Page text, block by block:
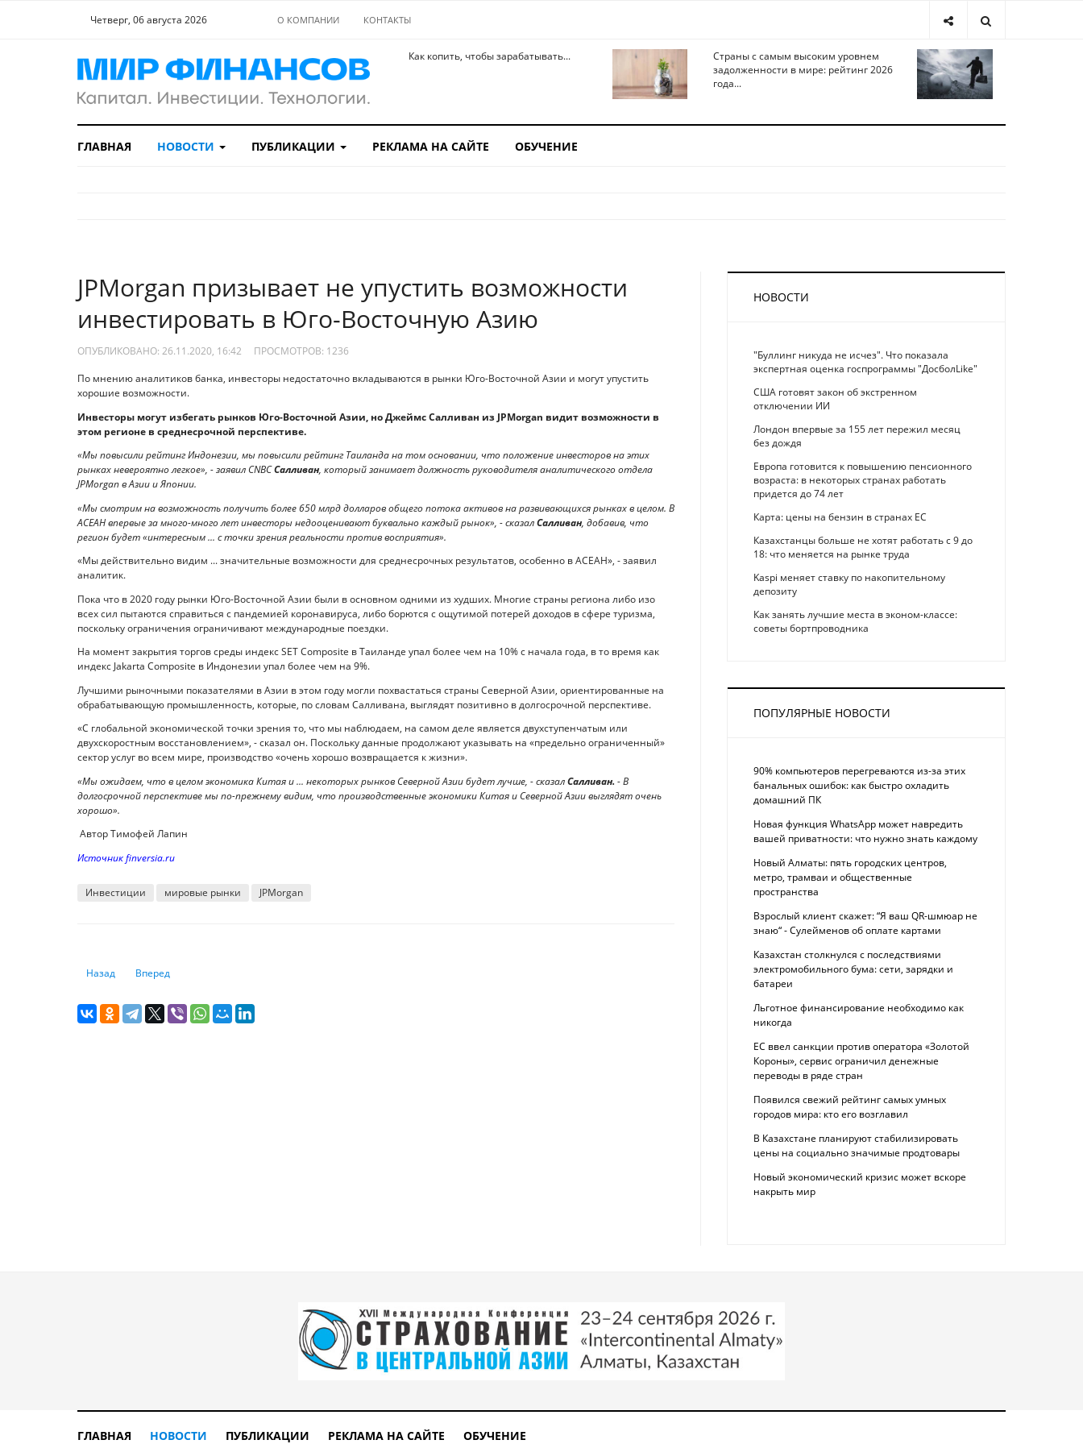
Четверг, 06 августа 2026 О КОМПАНИИ КОНТАКТЫ
Как копить, чтобы зарабатывать...
Страны с самым высоким уровнем
задолженности в мире: рейтинг 2026
года...
ГЛАВНАЯ НОВОСТИ ПУБЛИКАЦИИ РЕКЛАМА НА САЙТЕ ОБУЧЕНИЕ
JPMorgan призывает не упустить возможности
инвестировать в Юго-Восточную Азию
ОПУБЛИКОВАНО: 26.11.2020, 16:42 ПРОСМОТРОВ: 1236
По мнению аналитиков банка, инвесторы недостаточно вкладываются в рынки Юго-Восточной Азии и могут упустить
хорошие возможности.
Инвесторы могут избегать рынков Юго-Восточной Азии, но Джеймс Салливан из JPMorgan видит возможности в
этом регионе в среднесрочной перспективе.
«Мы повысили рейтинг Индонезии, мы повысили рейтинг Таиланда на том основании, что положение инвесторов на этих
рынках невероятно легкое», - заявил CNBCСалливан, который занимает должность руководителя аналитического отдела
JPMorgan в Азии и Японии.
«Мы смотрим на возможность получить более 650 млрд долларов общего потока активов на развивающихся рынках в целом. В
АСЕАН впервые за много-много лет инвесторы недооценивают буквально каждый рынок», - сказалСалливан, добавив, что
регион будет «интересным ... с точки зрения реальности против восприятия».
«Мы действительно видим ... значительные возможности для среднесрочных результатов, особенно в АСЕАН», - заявил
аналитик.
Пока что в 2020 году рынки Юго-Восточной Азии были в основном одними из худших. Многие страны региона либо изо
всех сил пытаются справиться с пандемией коронавируса, либо борются с ощутимой потерей доходов в сфере туризма,
поскольку ограничения ограничивают международные поездки.
На момент закрытия торгов среды индекс SET Composite в Таиланде упал более чем на 10% с начала года, в то время как
индекс Jakarta Composite в Индонезии упал более чем на 9%.
Лучшими рыночными показателями в Азии в этом году могли похвастаться страны Северной Азии, ориентированные на
обрабатывающую промышленность, которые, по словам Салливана, выглядят позитивно в долгосрочной перспективе.
«С глобальной экономической точки зрения то, что мы наблюдаем, на самом деле является двухступенчатым или
двухскоростным восстановлением», - сказал он. Поскольку данные продолжают указывать на «предельно ограниченный»
сектор услуг во всем мире, производство «очень хорошо возвращается к жизни».
«Мы ожидаем, что в целом экономика Китая и ... некоторых рынков Северной Азии будет лучше, - сказалСалливан. - В
долгосрочной перспективе мы по-прежнему видим, что производственные экономики Китая и Северной Азии выглядят очень
хорошо».
Автор Тимофей Лапин
Источник finversia.ru
Инвестиции мировые рынки JPMorgan
Предыдущий: Tesla начнет выпускать зарядные станции для электрокаров в Китае
Назад Следующий: Джанет Йеллен станет министром финансов США во имя спасения экономики
Вперед
НОВОСТИ
"Буллинг никуда не исчез". Что показала
экспертная оценка госпрограммы "ДосболLike"
США готовят закон об экстренном
отключении ИИ
Лондон впервые за 155 лет пережил месяц
без дождя
Европа готовится к повышению пенсионного
возраста: в некоторых странах работать
придется до 74 лет
Карта: цены на бензин в странах ЕС
Казахстанцы больше не хотят работать с 9 до
18: что меняется на рынке труда
Kaspi меняет ставку по накопительному
депозиту
Как занять лучшие места в эконом-классе:
советы бортпроводника
ПОПУЛЯРНЫЕ НОВОСТИ
90% компьютеров перегреваются из-за этих
банальных ошибок: как быстро охладить
домашний ПК
Новая функция WhatsApp может навредить
вашей приватности: что нужно знать каждому
Новый Алматы: пять городских центров,
метро, трамваи и общественные
пространства
Взрослый клиент скажет: “Я ваш QR-шмюар не
знаю“ - Сулейменов об оплате картами
Казахстан столкнулся с последствиями
электромобильного бума: сети, зарядки и
батареи
Льготное финансирование необходимо как
никогда
ЕС ввел санкции против оператора «Золотой
Короны», сервис ограничил денежные
переводы в ряде стран
Появился свежий рейтинг самых умных
городов мира: кто его возглавил
В Казахстане планируют стабилизировать
цены на социально значимые продтовары
Новый экономический кризис может вскоре
накрыть мир
ГЛАВНАЯ НОВОСТИ ПУБЛИКАЦИИ РЕКЛАМА НА САЙТЕ ОБУЧЕНИЕ